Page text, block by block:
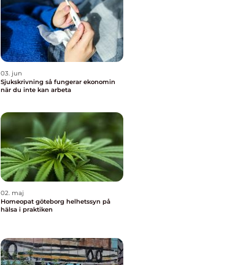
03. jun
Sjukskrivning så fungerar ekonomin
när du inte kan arbeta
02. maj
Homeopat göteborg helhetssyn på
hälsa i praktiken